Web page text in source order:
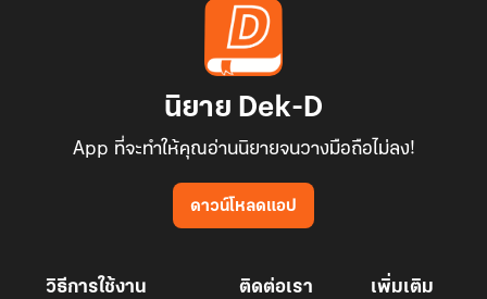
นิยาย Dek-D
App ที่จะทำให้คุณอ่านนิยายจนวางมือถือไม่ลง!
ดาวน์โหลดแอป
วิธีการใช้งาน ติดต่อเรา เพิ่มเติม